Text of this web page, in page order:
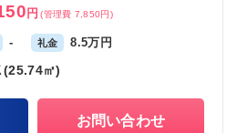
円 (管理費 7,850円)
- 礼金 8.5万円
(25.74㎡)
お問い合わせ